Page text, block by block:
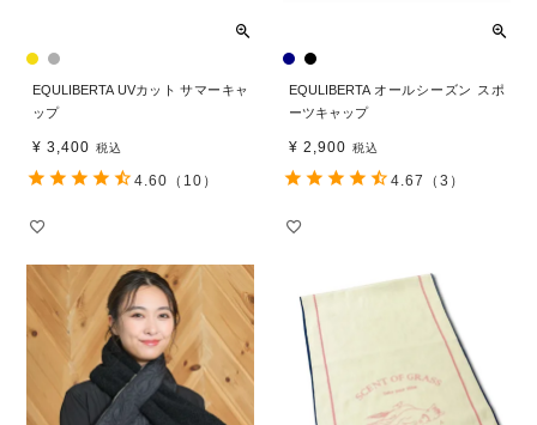
EQULIBERTA UVカット サマーキャ
ップ
¥ 3,400 税込
4.60 （10）
EQULIBERTA オールシーズン スポ
ーツキャップ
¥ 2,900 税込
4.67 （3）